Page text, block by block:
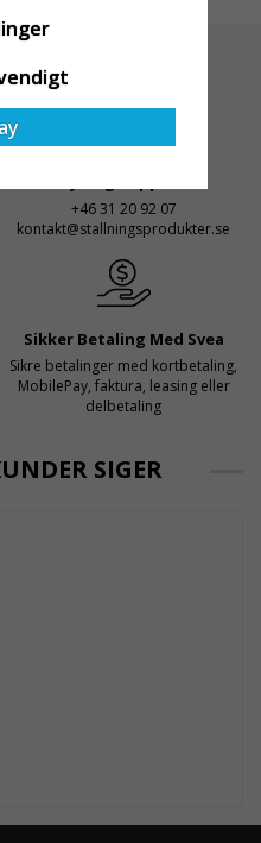
föreskrifter i kraft i
Sverige gällande
rullställningar, med s
+46 31 20 92 07
kontakt@stallningsprodukter.se
Sikker Betaling Med Svea
Sikre betalinger med kortbetaling,
MobilePay, faktura, leasing eller
delbetaling
SIGER